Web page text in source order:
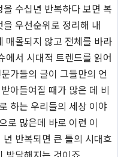
수십년 반복하다 보면 복
우선순위로 정리해 내
매몰되지 않고 전체를 바라
에서 시대적 트렌드를 읽어
가들의 글이 그들만의 언
아들여질 때가 많은 데 비
하는 우리들의 세상 이야
로 많은데 바로 이런 이
반복되면 큰 틀의 시대흐